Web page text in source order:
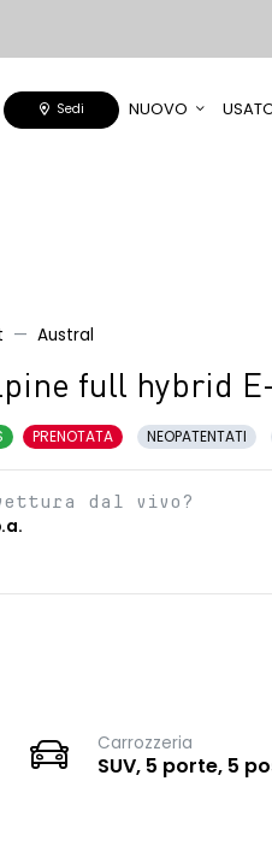
Sedi NUOVO
Austral
full hybrid
PRENOTATA NEOPATENTATI
dal vivo?
Carrozzeria
SUV, 5 porte, 5